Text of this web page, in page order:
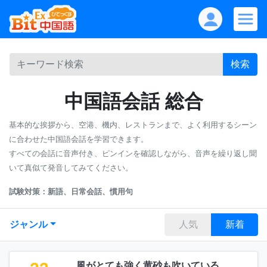
検索
中国語会話 総合
基本的な挨拶から、空港、機内、レストランまで、よく利用するシーン
に合わせた中国語会話を学習できます。
すべての会話に音声付き、ピンインを確認しながら、音声を繰り返し聞
いて真似て発音してみてください。
試験対策：新語、日常会話、慣用句
ジャンル 人気 新着